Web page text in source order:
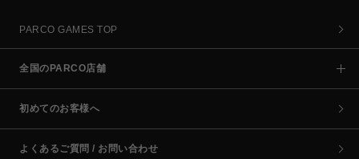
PARCO GAMES TOP
全国のPARCO店舗
初めてのお客様へ
よくあるご質問 / お問い合わせ